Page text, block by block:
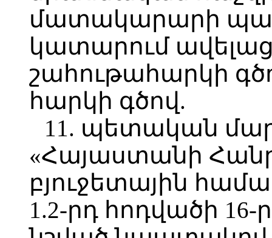
մատակարարի
կատարում
շահութահարկի
հարկի գծով.
11. պետական
«Հայաստանի
բյուջետային
1.2-րդ հոդվածի